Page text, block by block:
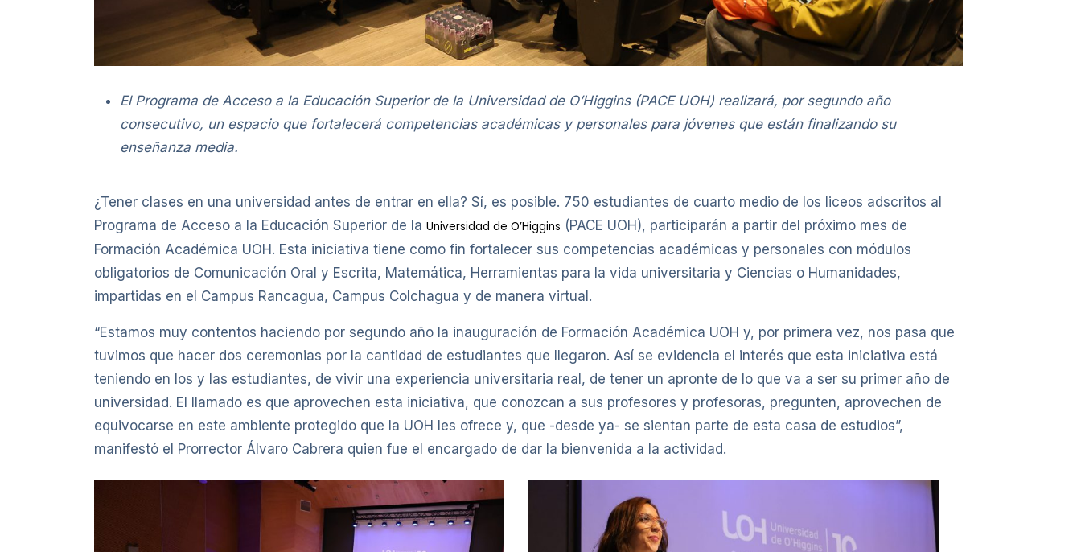
El Programa de Acceso a la Educación Superior de la Universidad de O’Higgins (PACE UOH) realizará, por segundo año
consecutivo, un espacio que fortalecerá competencias académicas y personales para jóvenes que están finalizando su
enseñanza media.
¿Tener clases en una universidad antes de entrar en ella? Sí, es posible. 750 estudiantes de cuarto medio de los liceos adscritos al
Programa de Acceso a la Educación Superior de la Universidad de O’Higgins (PACE UOH), participarán a partir del próximo mes de
Formación Académica UOH. Esta iniciativa tiene como fin fortalecer sus competencias académicas y personales con módulos
obligatorios de Comunicación Oral y Escrita, Matemática, Herramientas para la vida universitaria y Ciencias o Humanidades,
impartidas en el Campus Rancagua, Campus Colchagua y de manera virtual.
“Estamos muy contentos haciendo por segundo año la inauguración de Formación Académica UOH y, por primera vez, nos pasa que
tuvimos que hacer dos ceremonias por la cantidad de estudiantes que llegaron. Así se evidencia el interés que esta iniciativa está
teniendo en los y las estudiantes, de vivir una experiencia universitaria real, de tener un apronte de lo que va a ser su primer año de
universidad. El llamado es que aprovechen esta iniciativa, que conozcan a sus profesores y profesoras, pregunten, aprovechen de
equivocarse en este ambiente protegido que la UOH les ofrece y, que -desde ya- se sientan parte de esta casa de estudios”,
manifestó el Prorrector Álvaro Cabrera quien fue el encargado de dar la bienvenida a la actividad.